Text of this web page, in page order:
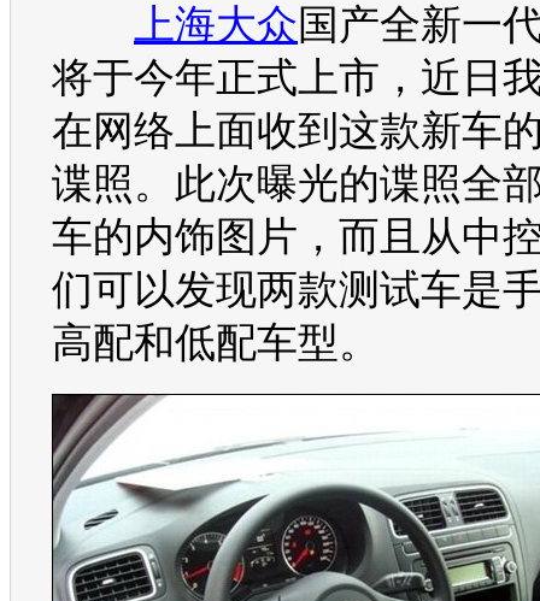
上海大众国产全新一
将于今年正式上市，近日
在网络上面收到这款新车
谍照。此次曝光的谍照全
车的内饰图片，而且从中
们可以发现两款测试车是
高配和低配车型。